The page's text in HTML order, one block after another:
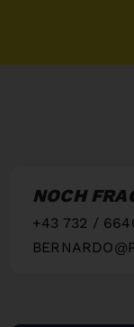
NOCH
+43 732 /